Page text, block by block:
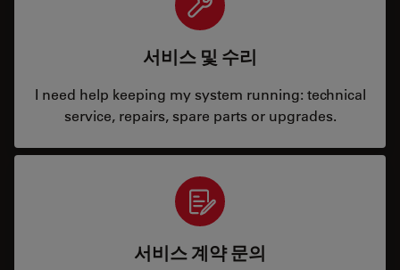
서비스 및 수리
I need help keeping my system running: technical
service, repairs, spare parts or upgrades.
서비스 계약 문의